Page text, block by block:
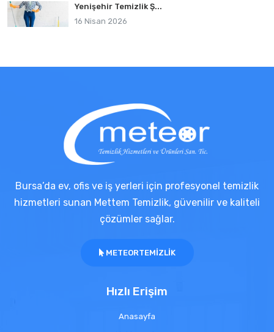
Yenişehir Temizlik Ş...
16 Nisan 2026
Bursa’da ev, ofis ve iş yerleri için profesyonel temizlik
hizmetleri sunan Mettem Temizlik, güvenilir ve kaliteli
çözümler sağlar.
METEORTEMIZLIK
Hızlı Erişim
Anasayfa